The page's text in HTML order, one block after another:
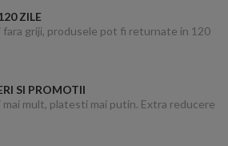
ZILE
fara griji, produsele pot fi returnate in 120
SI PROMOTII
mai mult, platesti mai putin. Extra reducere